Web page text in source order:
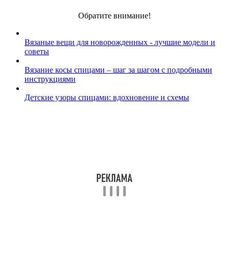
Обратите внимание!
Вязаные вещи для новорожденных - лучшие модели и
советы
Вязание косы спицами – шаг за шагом с подробными
инструкциями
Детские узоры спицами: вдохновение и схемы